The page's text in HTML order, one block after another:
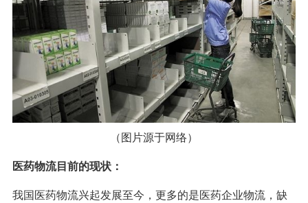
（图片源于网络）
医药物流目前的现状：
我国医药物流兴起发展至今，更多的是医药企业物流，缺